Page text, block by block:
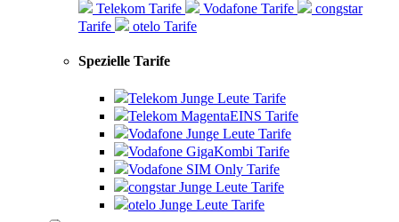
Telekom Tarife Vodafone Tarife
congstar
Tarife
otelo Tarife
Spezielle Tarife
Telekom Junge Leute Tarife
Telekom MagentaEINS Tarife
Vodafone Junge Leute Tarife
Vodafone GigaKombi Tarife
Vodafone SIM Only Tarife
congstar Junge Leute Tarife
otelo Junge Leute Tarife